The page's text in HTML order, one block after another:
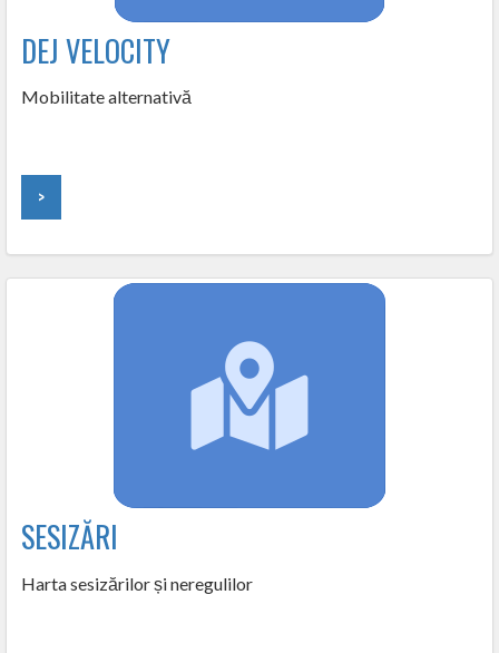
DEJ VELOCITY
Mobilitate alternativă
>
SESIZĂRI
Harta sesizărilor și neregulilor